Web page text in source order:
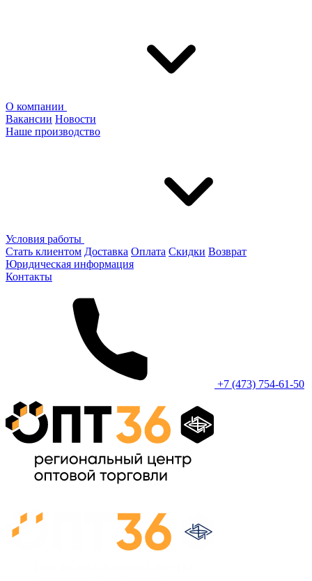
О компании
Вакансии Новости
Наше производство
Условия работы
Стать клиентом Доставка Оплата Скидки Возврат
Юридическая информация
Контакты
+7 (473) 754-61-50